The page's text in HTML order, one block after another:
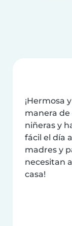
¡Hermosa
manera
niñeras y
fácil el día
madres y
necesitan
casa!